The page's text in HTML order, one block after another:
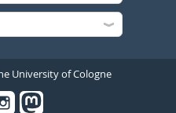
University of Cologne